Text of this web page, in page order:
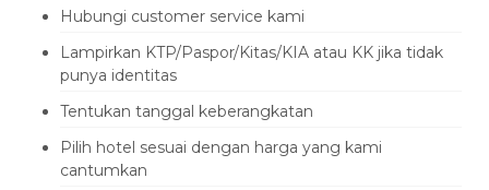
Hubungi customer service kami
Lampirkan KTP/Paspor/Kitas/KIA atau KK jika tidak
punya identitas
Tentukan tanggal keberangkatan
Pilih hotel sesuai dengan harga yang kami
cantumkan